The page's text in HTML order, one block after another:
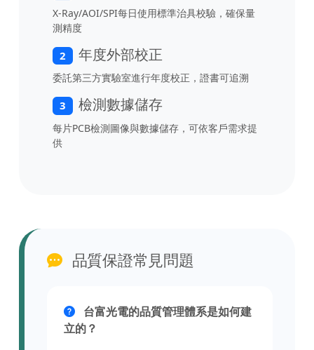
X-Ray/AOI/SPI每日使用標準治具校驗，確保量
測精度
2 年度外部校正
委託第三方實驗室進行年度校正，證書可追溯
3 檢測數據儲存
每片PCB檢測圖像與數據儲存，可依客戶需求提
供
品質保證常見問題
台富光電的品質管理體系是如何建
立的？